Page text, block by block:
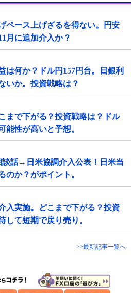
ペース上げざるを得ない。円安
月に追加介入か？
は何か？ドル円157円台。日銀利
いか。投資戦略は？
まで下がる？投資戦略は？ドル
能性が高いと予想。
談話→日米協調介入公表！日米当
のか？がポイント。
入実施。どこまで下がる？投資
て短期で戻り売り。
>>最新記事一覧へ